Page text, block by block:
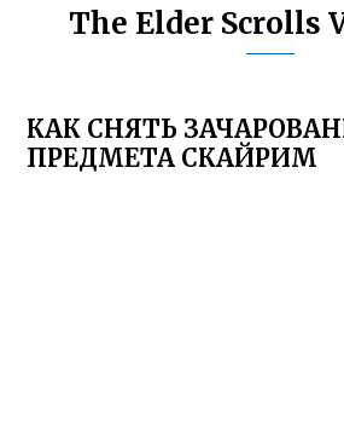
The Elder Scrolls
КАК СНЯТЬ
ПРЕДМЕТА СКАЙРИМ